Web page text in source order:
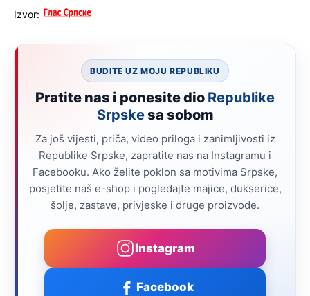
Izvor:
BUDITE UZ MOJU REPUBLIKU
Pratite nas i ponesite dio Republike
Srpskesa sobom
Za još vijesti, priča, video priloga i zanimljivosti iz
Republike Srpske, zapratite nas na Instagramu i
Facebooku. Ako želite poklon sa motivima Srpske,
posjetite naš e-shop i pogledajte majice, dukserice,
šolje, zastave, privjeske i druge proizvode.
Instagram
Facebook